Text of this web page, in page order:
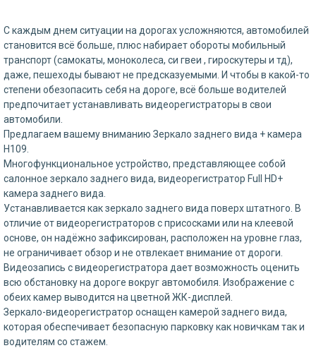
С каждым днем ситуации на дорогах усложняются, автомобилей
становится всё больше, плюс набирает обороты мобильный
транспорт (самокаты, моноколеса, си гвеи , гироскутеры и тд),
даже, пешеходы бывают не предсказуемыми. И чтобы в какой-то
степени обезопасить себя на дороге, всё больше водителей
предпочитает устанавливать видеорегистраторы в свои
автомобили.
Предлагаем вашему вниманию Зеркало заднего вида + камера
H109.
Многофункциональное устройство, представляющее собой
салонное зеркало заднего вида, видеорегистратор Full HD+
камера заднего вида.
Устанавливается как зеркало заднего вида поверх штатного. В
отличие от видеорегистраторов с присосками или на клеевой
основе, он надёжно зафиксирован, расположен на уровне глаз,
не ограничивает обзор и не отвлекает внимание от дороги.
Видеозапись с видеорегистратора дает возможность оценить
всю обстановку на дороге вокруг автомобиля. Изображение с
обеих камер выводится на цветной ЖК-дисплей.
Зеркало-видеорегистратор оснащен камерой заднего вида,
которая обеспечивает безопасную парковку как новичкам так и
водителям со стажем.